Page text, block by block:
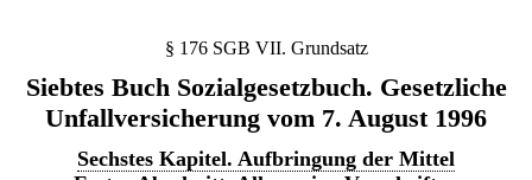
§ 176 SGB VII. Grundsatz
Siebtes Buch Sozialgesetzbuch. Gesetzliche
Unfallversicherung vom 7. August 1996
Sechstes Kapitel. Aufbringung der Mittel